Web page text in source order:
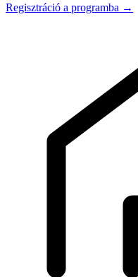
Regisztráció a programba →